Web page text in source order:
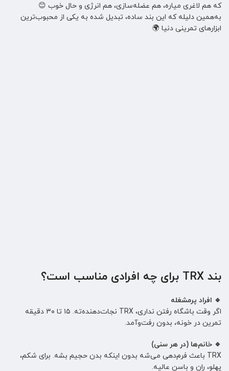
که هم لاغری میاره، هم عضله‌سازی، هم انرژی و حال خوب 😊
به‌همین دلیله که این بند ساده، تبدیل شده به یکی از محبوب‌ترین
ابزارهای تمرینی دنیا 🌍
بند TRX برای چه افرادی مناسب است؟
🔹 افراد پرمشغله
اگر وقت باشگاه رفتن نداری، TRX نجات‌دهنده‌ته. ۱۵ تا ۳۰ دقیقه
تمرین در خونه، بدون رفت‌وآمد.
🔹 خانم‌ها (در هر سنی)
TRX باعث فرم‌دهی می‌شه بدون اینکه بدن حجیم بشه. برای شکم،
پهلو، ران و باسن عالیه.